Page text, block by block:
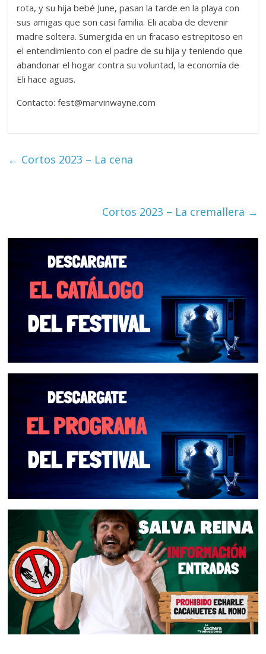
rota, y su hija bebé June, pasan la tarde en la playa con
sus amigas que son casi familia. Eli acaba de devenir
madre soltera. Sumergida en un fracaso estrepitoso en
el entendimiento con el padre de su hija y teniendo que
abandonar el hogar contra su voluntad, la economía de
Eli hace aguas.
Contacto:fest@marvinwayne.com
← Cortos 2023 – La cena
Cortos 2023 – La cremallera →